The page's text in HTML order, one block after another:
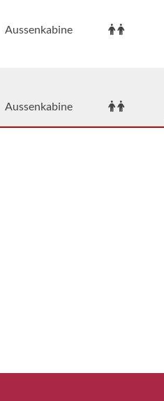
Aussenkabine
Aussenkabine